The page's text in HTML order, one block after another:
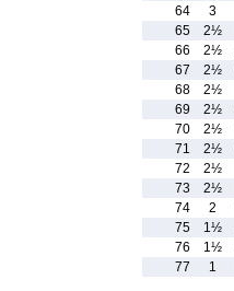
64
3
65
2½
66
2½
67
2½
68
2½
69
2½
70
2½
71
2½
72
2½
73
2½
74
2
75
1½
76
1½
77
1